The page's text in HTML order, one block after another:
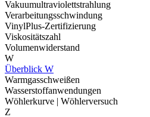
Vakuumultraviolettstrahlung
Verarbeitungsschwindung
VinylPlus-Zertifizierung
Viskositätszahl
Volumenwiderstand
W
Überblick W
Warmgasschweißen
Wasserstoffanwendungen
Wöhlerkurve | Wöhlerversuch
Z